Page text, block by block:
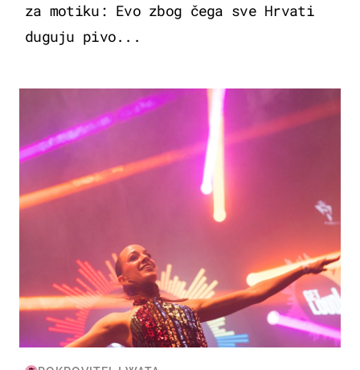
za motiku: Evo zbog čega sve Hrvati
duguju pivo...
KULTURA & ZABAVA